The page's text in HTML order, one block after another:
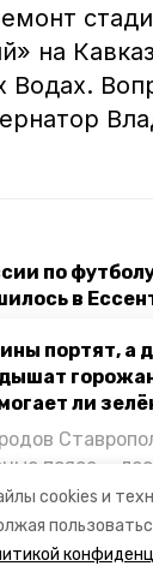
cookies и
портят, а
ли
пояса —
потоком
на
Водах.
по
в
о